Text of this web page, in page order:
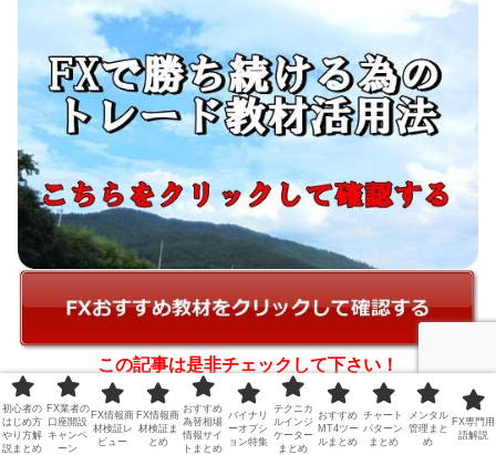
この記事は是非チェックして下さい！
初心者の
はじめ方
やり方解
説まとめ
FX業者の
口座開設
キャンペ
ーン
FX情報商
材検証レ
ビュー
FX情報商
材検証ま
とめ
おすすめ
為替相場
情報サイ
トまとめ
バイナリ
ーオプシ
ョン特集
テクニカ
ルインジ
ケーター
まとめ
おすすめ
MT4ツー
ルまとめ
チャート
パターン
まとめ
メンタル
管理まと
め
FX専門用
語解説